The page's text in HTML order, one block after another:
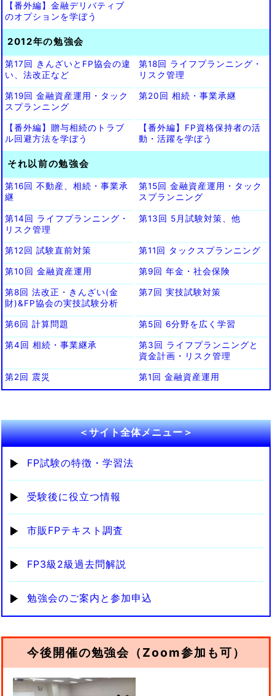
【番外編】金融デリバティブ
のオプションを学ぼう
2012年の勉強会
第17回 きんざいとFP協会の違
い、法改正など
第18回 ライフプランニング・
リスク管理
第19回 金融資産運用・タック
スプランニング
第20回 相続・事業承継
【番外編】贈与相続のトラブ
ル回避方法を学ぼう
【番外編】FP資格保持者の活
動・活躍を学ぼう
それ以前の勉強会
第16回 不動産、相続・事業承
継
第15回 金融資産運用・タック
スプランニング
第14回 ライフプランニング・
リスク管理
第13回 5月試験対策、他
第12回 試験直前対策 第11回 タックスプランニング
第10回 金融資産運用 第9回 年金・社会保険
第8回 法改正・きんざい(金
財)&FP協会の実技試験分析
第7回 実技試験対策
第6回 計算問題 第5回 6分野を広く学習
第4回 相続・事業継承
第3回 ライフプランニングと
資金計画・リスク管理
第2回 震災 第1回 金融資産運用
＜サイト全体メニュー＞
FP試験の特徴・学習法
受験後に役立つ情報
市販FPテキスト調査
FP3級2級過去問解説
勉強会のご案内と参加申込
今後開催の勉強会（Zoom参加も可）